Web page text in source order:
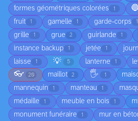
formes géométriques colorées 1
fruit 1 gamelle 1 garde-corps 1
grille 1 grue 2 guirlande 1
instance backup 1 jetée 1
laisse 1 💡 5 lanterne 1
👓 20 maillot 2 🖐️ 1
mannequin 1 manteau 1
médaille 1 meuble en bois 1
monument funéraire 1 mur en